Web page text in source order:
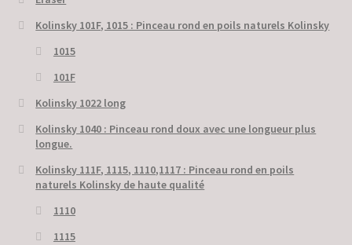
Kolinsky 101F, 1015 : Pinceau rond en poils naturels Kolinsky
1015
101F
Kolinsky 1022 long
Kolinsky 1040 : Pinceau rond doux avec une longueur plus
longue.
Kolinsky 111F, 1115, 1110,1117 : Pinceau rond en poils
naturels Kolinsky de haute qualité
1110
1115